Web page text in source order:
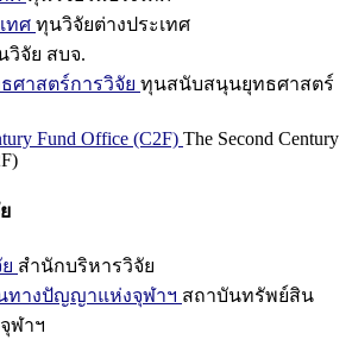
ทศ ทุนวิจัยต่างประเทศ
วิจัย สบจ.
าสตร์การวิจัย ทุนสนับสนุนยุทธศาสตร์
Fund Office (C2F) The Second Century
สำนักบริหารวิจัย
ทางปัญญาแห่งจุฬาฯ สถาบันทรัพย์สิน
ฬาฯ